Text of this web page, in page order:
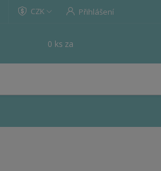
CZK Přihlášení
0 ks za